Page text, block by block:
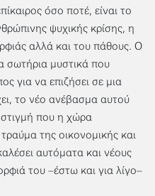
όσο ποτέ, είναι το
ψυχικής κρίσης, η
αλλά και του πάθους. Ο
σωτήρια μυστικά που
για να επιζήσει σε μια
το νέο ανέβασμα αυτού
που η χώρα
της οικονομικής και
αυτόματα και νέους
του –έστω και για λίγο–